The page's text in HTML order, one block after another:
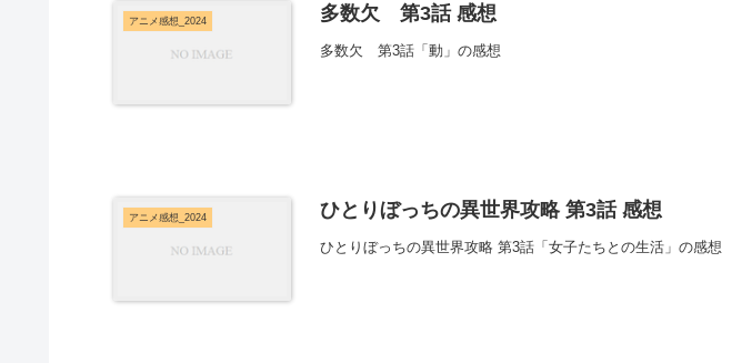
アニメ感想_2024 多数欠 第3話 感想
多数欠 第3話「動」の感想
アニメ感想_2024 ひとりぼっちの異世界攻略 第3話 感想
ひとりぼっちの異世界攻略 第3話「女子たちとの生活」の感想